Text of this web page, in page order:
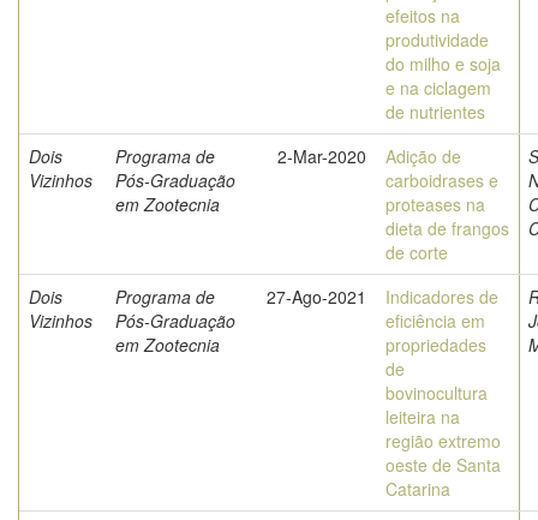
efeitos na
produtividade
do milho e soja
e na ciclagem
de nutrientes
Dois
Vizinhos
Programa de
Pós-Graduação
em Zootecnia
2-Mar-2020
Adição de
carboidrases e
proteases na
dieta de frangos
de corte
Dois
Vizinhos
Programa de
Pós-Graduação
em Zootecnia
27-Ago-2021
Indicadores de
eficiência em
propriedades
de
bovinocultura
leiteira na
região extremo
oeste de Santa
Catarina